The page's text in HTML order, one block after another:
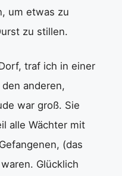
um etwas zu
zu stillen.
traf ich in einer
anderen,
war groß. Sie
alle Wächter mit
(das
Glücklich